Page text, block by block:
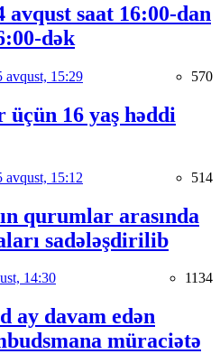
avqust saat 16:00-dan
dək
avqust, 15:29 570
üçün 16 yaş həddi
avqust, 15:12 514
qurumlar arasında
sadələşdirilib
14:30 1134
ay davam edən
müraciətə